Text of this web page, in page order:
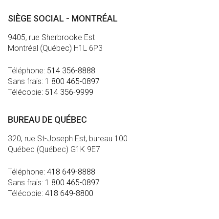
SIÈGE SOCIAL - MONTRÉAL
9405, rue Sherbrooke Est
Montréal (Québec) H1L 6P3
Téléphone: 514 356-8888
Sans frais: 1 800 465-0897
Télécopie: 514 356-9999
BUREAU DE QUÉBEC
320, rue St-Joseph Est, bureau 100
Québec (Québec) G1K 9E7
Téléphone: 418 649-8888
Sans frais: 1 800 465-0897
Télécopie: 418 649-8800